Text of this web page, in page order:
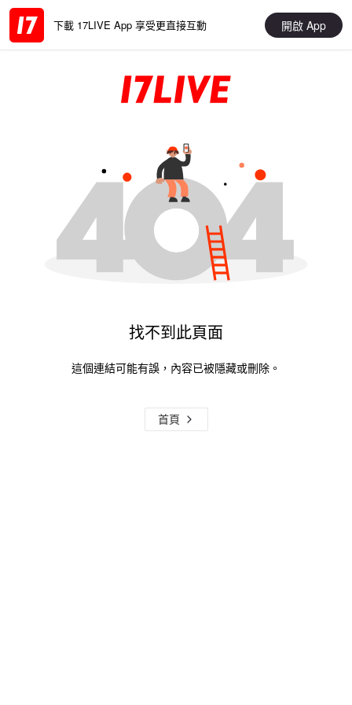
下載 17LIVE App 享受更直接互動 開啟 App
找不到此頁面
這個連結可能有誤，內容已被隱藏或刪除。
首頁